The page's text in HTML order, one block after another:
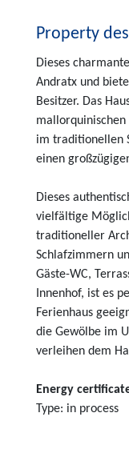
Property
Dieses
Andratx und
Besitzer. Das
mallorquinischen
im traditionellen
einen
Dieses
vielfältige
traditioneller
Schlafzimmern
Gäste-WC,
Innenhof, ist es
Ferienhaus
die Gewölbe im
verleihen dem
Energy
Type: in process